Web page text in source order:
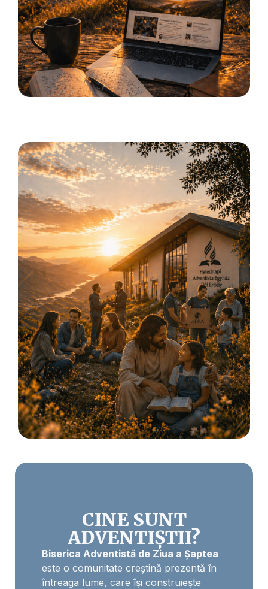
CINE SUNT
ADVENTIȘTII?
Biserica Adventistă de Ziua a Șaptea
este o comunitate creștină prezentă în
întreaga lume, care își construiește